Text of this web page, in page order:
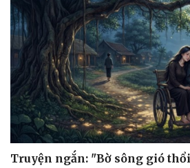
Truyện ngắn: "Bờ sông gió